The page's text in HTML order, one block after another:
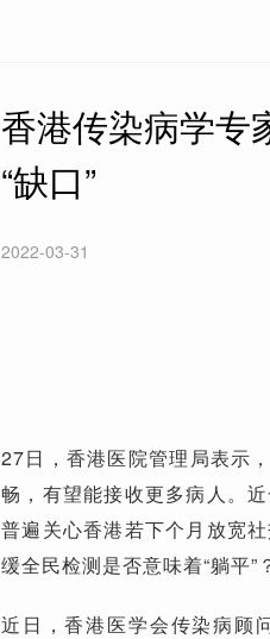
香港传染病学专
“缺口”
2022-03-31
27日，香港医院管理局表示
畅，有望能接收更多病人。
普遍关心香港若下个月放宽
缓全民检测是否意味着“躺平”
近日，香港医学会传染病顾